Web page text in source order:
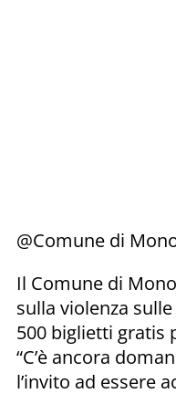
@Comune di
Il Comune di
sulla violenza
500 biglietti gratis
“C’è ancora
l’invito ad essere